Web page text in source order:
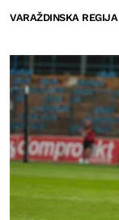
VARAŽDINSKA REGIJA